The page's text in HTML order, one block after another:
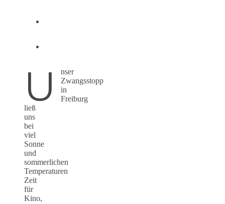
U
nser
Zwangsstopp
in
Freiburg
ließ
uns
bei
viel
Sonne
und
sommerlichen
Temperaturen
Zeit
für
Kino,